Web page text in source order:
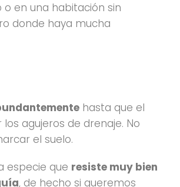
o en una habitación sin
donde haya mucha
hasta que el
agujeros de drenaje. No
el suelo.
especie que resiste muy bien
, de hecho si queremos